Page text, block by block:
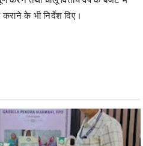
कराने के भी निर्देश दिए।